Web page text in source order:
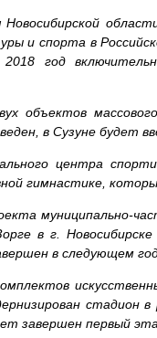
и спорта в
год
объектов
в Сузуне будет
центра
гимнастике,
муниципально-
в г.
в следующем
стадион
завершен первый